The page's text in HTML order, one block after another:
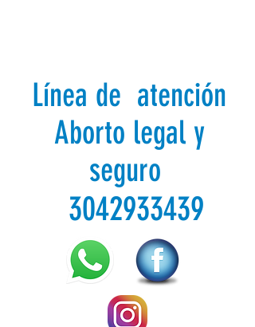
Línea de atención
Aborto legal y
seguro
3042933439